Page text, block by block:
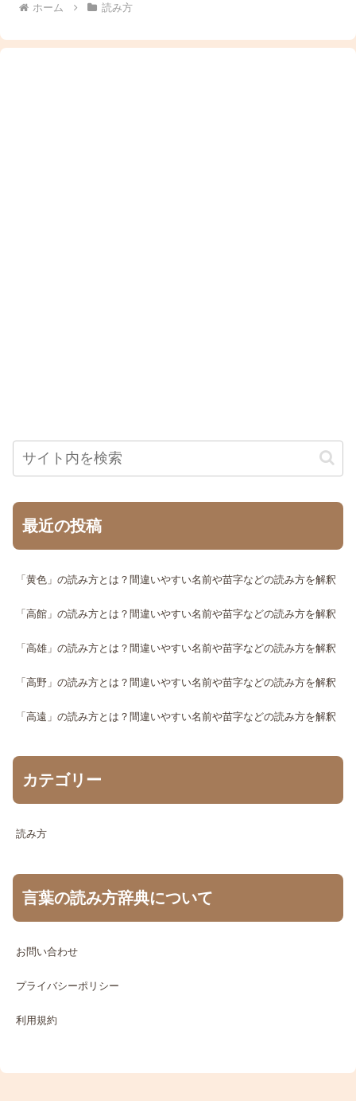
ホーム 読み方
最近の投稿
「黄色」の読み方とは？間違いやすい名前や苗字などの読み方を解釈
「高館」の読み方とは？間違いやすい名前や苗字などの読み方を解釈
「高雄」の読み方とは？間違いやすい名前や苗字などの読み方を解釈
「高野」の読み方とは？間違いやすい名前や苗字などの読み方を解釈
「高遠」の読み方とは？間違いやすい名前や苗字などの読み方を解釈
カテゴリー
読み方
言葉の読み方辞典について
お問い合わせ
プライバシーポリシー
利用規約